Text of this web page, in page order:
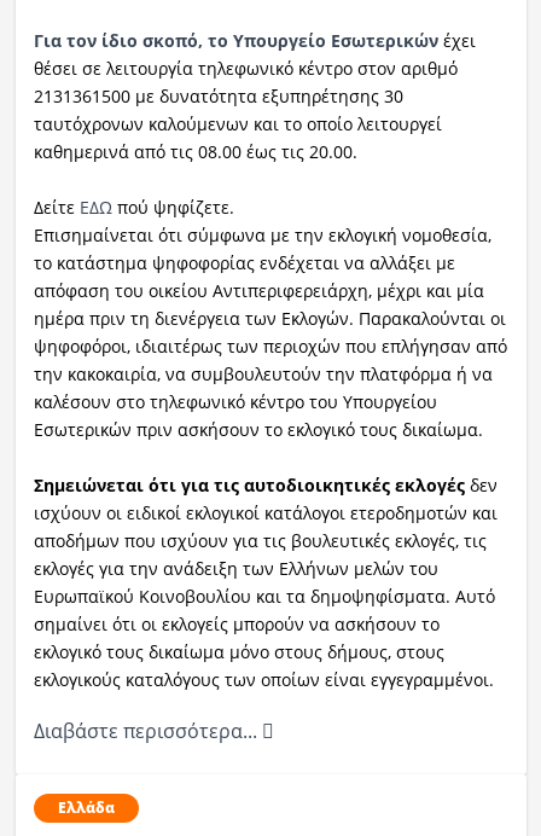
Για τον ίδιο σκοπό, το Υπουργείο Εσωτερικών έχει
θέσει σε λειτουργία τηλεφωνικό κέντρο στον αριθμό
2131361500 με δυνατότητα εξυπηρέτησης 30
ταυτόχρονων καλούμενων και το οποίο λειτουργεί
καθημερινά από τις 08.00 έως τις 20.00.
Δείτε ΕΔΩπού ψηφίζετε.
Επισημαίνεται ότι σύμφωνα με την εκλογική νομοθεσία,
το κατάστημα ψηφοφορίας ενδέχεται να αλλάξει με
απόφαση του οικείου Αντιπεριφερειάρχη, μέχρι και μία
ημέρα πριν τη διενέργεια των Εκλογών. Παρακαλούνται οι
ψηφοφόροι, ιδιαιτέρως των περιοχών που επλήγησαν από
την κακοκαιρία, να συμβουλευτούν την πλατφόρμα ή να
καλέσουν στο τηλεφωνικό κέντρο του Υπουργείου
Εσωτερικών πριν ασκήσουν το εκλογικό τους δικαίωμα.
Σημειώνεται ότι για τις αυτοδιοικητικές εκλογέςδεν
ισχύουν οι ειδικοί εκλογικοί κατάλογοι ετεροδημοτών και
αποδήμων που ισχύουν για τις βουλευτικές εκλογές, τις
εκλογές για την ανάδειξη των Ελλήνων μελών του
Ευρωπαϊκού Κοινοβουλίου και τα δημοψηφίσματα. Αυτό
σημαίνει ότι οι εκλογείς μπορούν να ασκήσουν το
εκλογικό τους δικαίωμα μόνο στους δήμους, στους
εκλογικούς καταλόγους των οποίων είναι εγγεγραμμένοι.
Διαβάστε περισσότερα...
Ελλάδα